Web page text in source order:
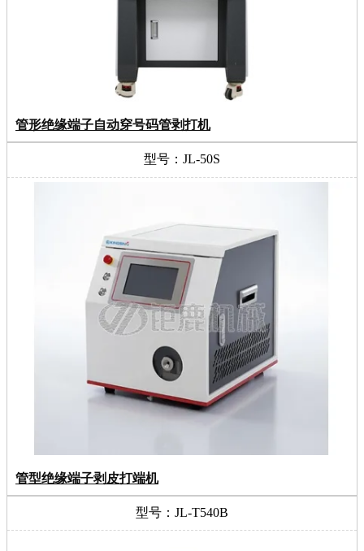
管形绝缘端子自动穿号码管剥打机
型号：JL-50S
管型绝缘端子剥皮打端机
型号：JL-T540B